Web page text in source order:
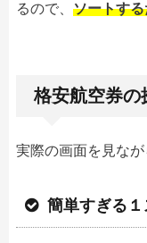
るので、 ソートす
格安航空券の
実際の画面を見な
簡単すぎる